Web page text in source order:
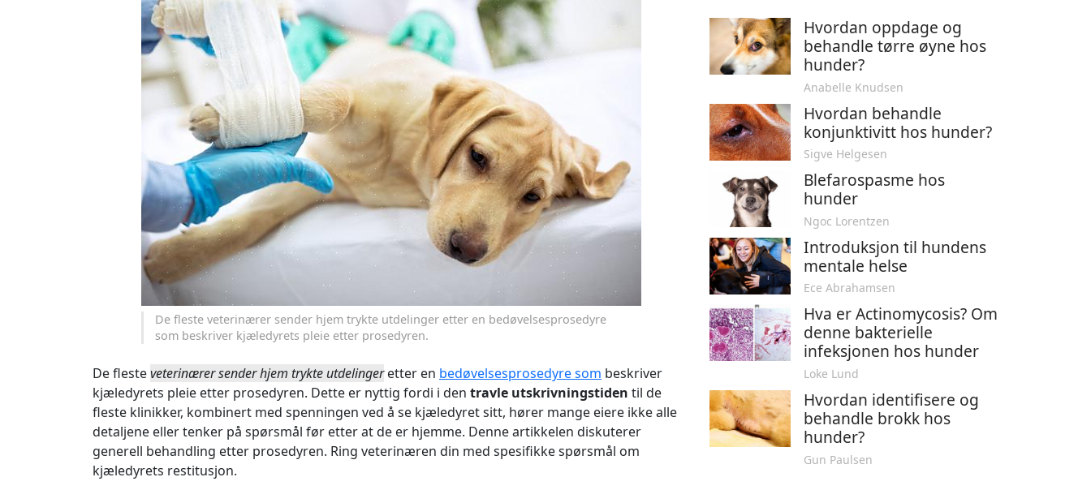
De fleste veterinærer sender hjem trykte utdelinger etter en bedøvelsesprosedyre
som beskriver kjæledyrets pleie etter prosedyren.
De flesteveterinærer sender hjem trykte utdelingeretter en bedøvelsesprosedyre som beskriver
kjæledyrets pleie etter prosedyren. Dette er nyttig fordi i den travle utskrivningstiden til de
fleste klinikker, kombinert med spenningen ved å se kjæledyret sitt, hører mange eiere ikke alle
detaljene eller tenker på spørsmål før etter at de er hjemme. Denne artikkelen diskuterer
generell behandling etter prosedyren. Ring veterinæren din med spesifikke spørsmål om
kjæledyrets restitusjon.
Hvordan oppdage og
behandle tørre øyne hos
hunder?
Anabelle Knudsen
Hvordan behandle
konjunktivitt hos hunder?
Sigve Helgesen
Blefarospasme hos
hunder
Ngoc Lorentzen
Introduksjon til hundens
mentale helse
Ece Abrahamsen
Hva er Actinomycosis? Om
denne bakterielle
infeksjonen hos hunder
Loke Lund
Hvordan identifisere og
behandle brokk hos
hunder?
Gun Paulsen